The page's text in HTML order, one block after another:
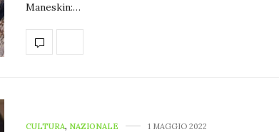
Maneskin:…
CULTURA, NAZIONALE 1 MAGGIO 2022